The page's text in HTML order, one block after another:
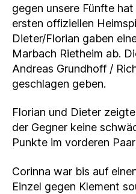
gegen unsere Fünfte
ersten offiziellen
Dieter/Florian gaben
Marbach Rietheim ab.
Andreas Grundhoff /
geschlagen geben.
Florian und Dieter
der Gegner keine
Punkte im vorderen
Corinna war bis auf
Einzel gegen Klement